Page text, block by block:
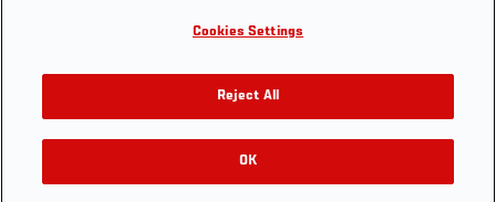
Store
UFC Video
YouTube
TikTok
Twitter
Cookies Settings
Reject All
OK